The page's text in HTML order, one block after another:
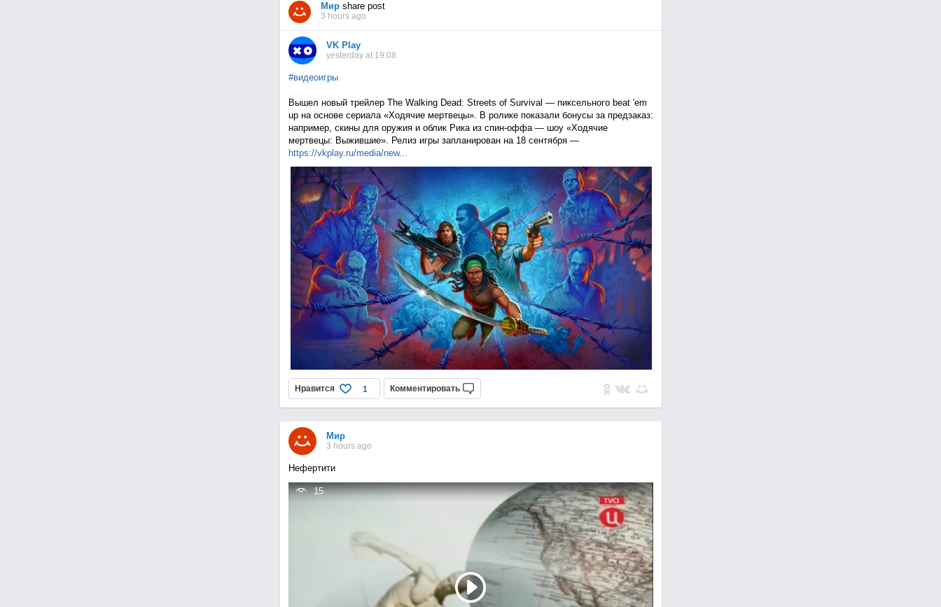
Мирshare post
3 hours ago
VK Play
yesterday at 19:08
#видеоигры
Вышел новый трейлер The Walking Dead: Streets of Survival — пиксельного beat 'em
up на основе сериала «Ходячие мертвецы». В ролике показали бонусы за предзаказ:
например, скины для оружия и облик Рика из спин-оффа — шоу «Ходячие
мертвецы: Выжившие». Релиз игры запланирован на 18 сентября —
https://vkplay.ru/media/new...
Нравится 1 Комментировать
Мир
3 hours ago
Нефертити
15